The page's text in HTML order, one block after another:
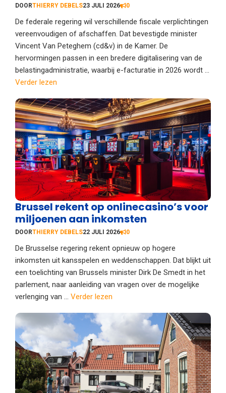
DOORTHIERRY DEBELS23 JULI 2026 0
De federale regering wil verschillende fiscale verplichtingen
vereenvoudigen of afschaffen. Dat bevestigde minister
Vincent Van Peteghem (cd&v) in de Kamer. De
hervormingen passen in een bredere digitalisering van de
belastingadministratie, waarbij e-facturatie in 2026 wordt ...
Verder lezen
Brussel rekent op onlinecasino’s voor
miljoenen aan inkomsten
DOORTHIERRY DEBELS22 JULI 2026 0
De Brusselse regering rekent opnieuw op hogere
inkomsten uit kansspelen en weddenschappen. Dat blijkt uit
een toelichting van Brussels minister Dirk De Smedt in het
parlement, naar aanleiding van vragen over de mogelijke
verlenging van ... Verder lezen